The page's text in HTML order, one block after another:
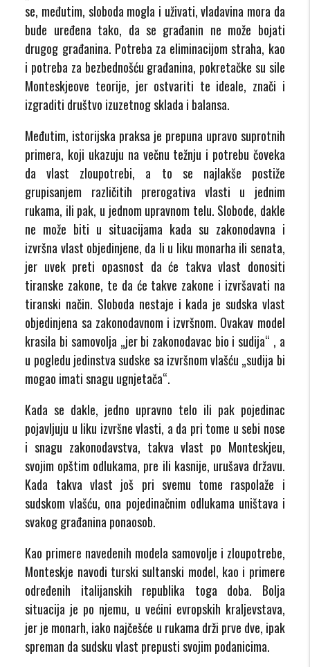
se, međutim, sloboda mogla i uživati, vladavina mora da
bude uređena tako, da se građanin ne može bojati
drugog građanina. Potreba za eliminacijom straha, kao
i potreba za bezbednošću građanina, pokretačke su sile
Monteskjeove teorije, jer ostvariti te ideale, znači i
izgraditi društvo izuzetnog sklada i balansa.
Međutim, istorijska praksa je prepuna upravo suprotnih
primera, koji ukazuju na večnu težnju i potrebu čoveka
da vlast zloupotrebi, a to se najlakše postiže
grupisanjem različitih prerogativa vlasti u jednim
rukama, ili pak, u jednom upravnom telu. Slobode, dakle
ne može biti u situacijama kada su zakonodavna i
izvršna vlast objedinjene, da li u liku monarha ili senata,
jer uvek preti opasnost da će takva vlast donositi
tiranske zakone, te da će takve zakone i izvršavati na
tiranski način. Sloboda nestaje i kada je sudska vlast
objedinjena sa zakonodavnom i izvršnom. Ovakav model
krasila bi samovolja „jer bi zakonodavac bio i sudija“ , a
u pogledu jedinstva sudske sa izvršnom vlašću „sudija bi
mogao imati snagu ugnjetača“.
Kada se dakle, jedno upravno telo ili pak pojedinac
pojavljuju u liku izvršne vlasti, a da pri tome u sebi nose
i snagu zakonodavstva, takva vlast po Monteskjeu,
svojim opštim odlukama, pre ili kasnije, urušava državu.
Kada takva vlast još pri svemu tome raspolaže i
sudskom vlašću, ona pojedinačnim odlukama uništava i
svakog građanina ponaosob.
Kao primere navedenih modela samovolje i zloupotrebe,
Monteskje navodi turski sultanski model, kao i primere
određenih italijanskih republika toga doba. Bolja
situacija je po njemu, u većini evropskih kraljevstava,
jer je monarh, iako najčešće u rukama drži prve dve, ipak
spreman da sudsku vlast prepusti svojim podanicima.